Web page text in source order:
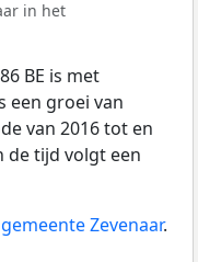
in het
BE is met
een groei van
van 2016 tot en
de tijd volgt een
Zevenaar.